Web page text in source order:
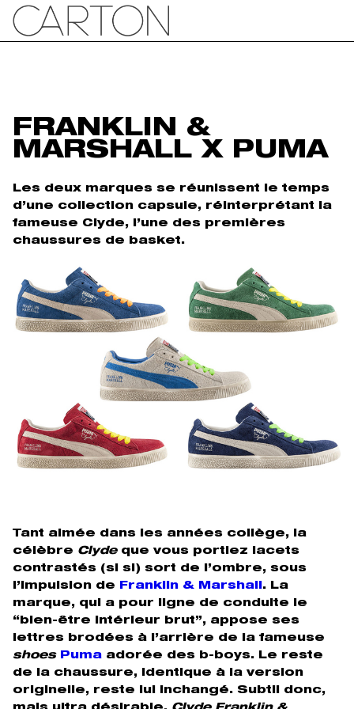
FRANKLIN &
MARSHALL X PUMA
Les deux marques se réunissent le temps
d’une collection capsule, réinterprétant la
fameuse Clyde, l’une des premières
chaussures de basket.
Tant aimée dans les années collège, la
célèbre Clydeque vous portiez lacets
contrastés (si si) sort de l’ombre, sous
l’impulsion de
Franklin & Marshall . La
marque, qui a pour ligne de conduite le
“bien-être intérieur brut”, appose ses
lettres brodées à l’arrière de la fameuse
shoes Puma adorée des b-boys. Le reste
de la chaussure, identique à la version
originelle, reste lui inchangé. Subtil donc,